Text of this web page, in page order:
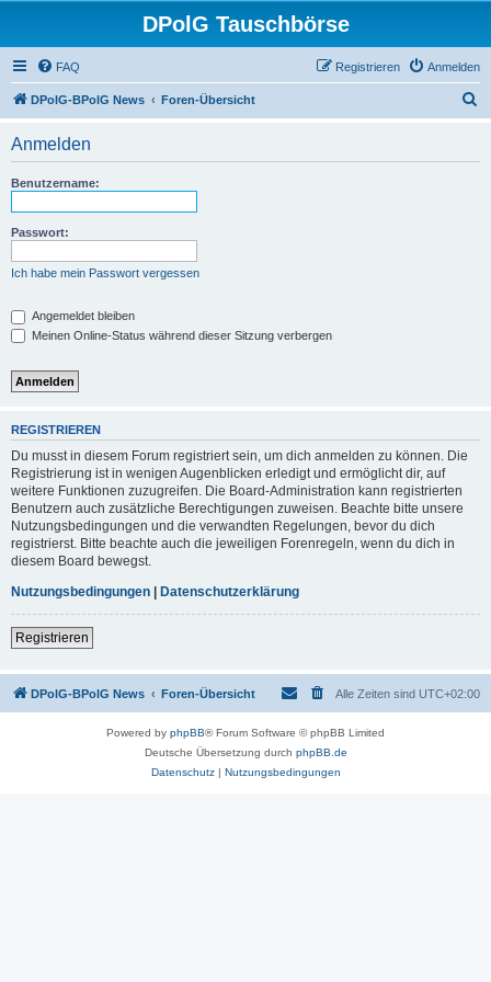
DPolG Tauschbörse
FAQ Anmelden
Registrieren
DPolG-BPolG News Foren-Übersicht
Anmelden
Benutzername:
Passwort:
Ich habe mein Passwort vergessen
Angemeldet bleiben
Meinen Online-Status während dieser Sitzung verbergen
REGISTRIEREN
Du musst in diesem Forum registriert sein, um dich anmelden zu können. Die
Registrierung ist in wenigen Augenblicken erledigt und ermöglicht dir, auf
weitere Funktionen zuzugreifen. Die Board-Administration kann registrierten
Benutzern auch zusätzliche Berechtigungen zuweisen. Beachte bitte unsere
Nutzungsbedingungen und die verwandten Regelungen, bevor du dich
registrierst. Bitte beachte auch die jeweiligen Forenregeln, wenn du dich in
diesem Board bewegst.
Nutzungsbedingungen | Datenschutzerklärung
Registrieren
DPolG-BPolG News Foren-Übersicht Alle Zeiten sind UTC+02:00
Powered by phpBB® Forum Software © phpBB Limited
Deutsche Übersetzung durch phpBB.de
Datenschutz| Nutzungsbedingungen